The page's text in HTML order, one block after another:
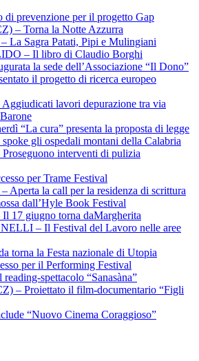
di prevenzione per il progetto Gap
– Torna la Notte Azzurra
La Sagra Patati, Pipi e Mulingiani
– Il libro di Claudio Borghi
la sede dell’Associazione “Il Dono”
il progetto di ricerca europeo
lavori depurazione tra via
“La cura” presenta la proposta di legge
gli ospedali montani della Calabria
interventi di pulizia
per Trame Festival
Aperta la call per la residenza di scrittura
dall’Hyle Book Festival
17 giugno torna daMargherita
– Il Festival del Lavoro nelle aree
torna la Festa nazionale di Utopia
per il Performing Festival
spettacolo “Sanasàna”
– Proiettato il film-documentario “Figli
“Nuovo Cinema Coraggioso”